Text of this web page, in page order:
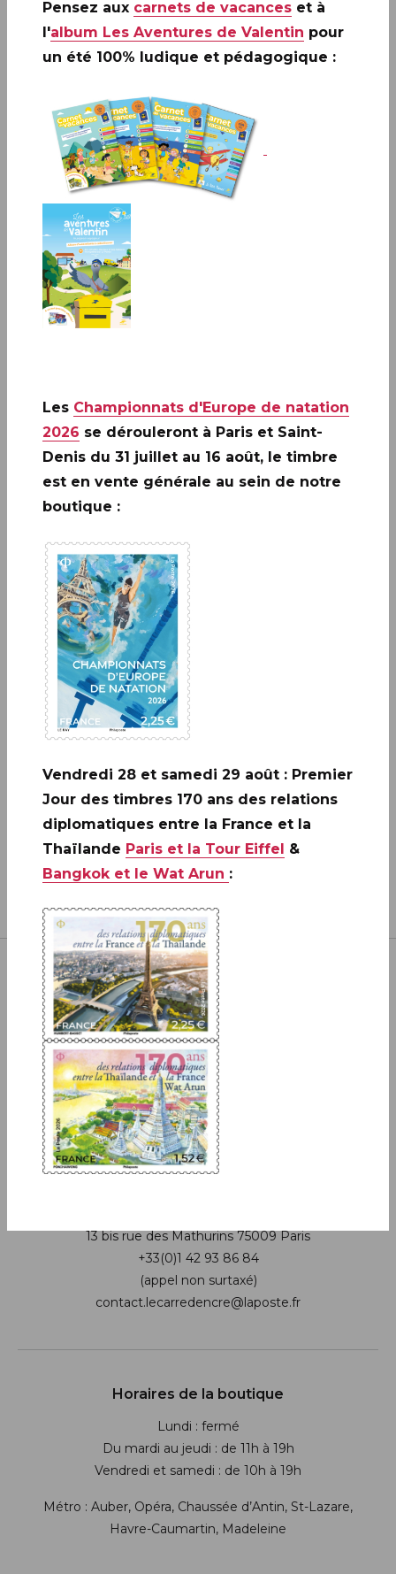
7e Biennale Philatélique de Paris – Salon Philatélique de
Printemps de 10H à 18H (sauf le samedi jusqu’à 17H)
Espace Champerret • Porte de Champerret Paris XVIIe - Hall C - 6
rue Jean Ostreicher, 75017 PARIS
Infos complémentaires :
PARIS (75)
Infos complémentaires :Pas d'oblitération pendant le
salon philatélique.
A ne pas rater: 20 ANS DE LA
CRÉATION DE PHILAPOSTE
2006 - 2026 / BLOC
EN SAVOIR PLUS
Inscrivez-vous à notre newsletter
JE M'ABONNE
13 bis rue des Mathurins 75009 Paris
+33(0)1 42 93 86 84
(appel non surtaxé)
contact.lecarredencre@laposte.fr
Horaires de la boutique
Lundi : fermé
Du mardi au jeudi : de 11h à 19h
Vendredi et samedi : de 10h à 19h
Métro : Auber, Opéra, Chaussée d’Antin, St-Lazare,
Havre-Caumartin, Madeleine
Pensez aux carnets de vacances et à
l'album Les Aventures de Valentin pour
un été 100% ludique et pédagogique :
Les Championnats d'Europe de natation
2026 se dérouleront à Paris et Saint-
Denis du 31 juillet au 16 août, le timbre
est en vente générale au sein de notre
boutique :
Vendredi 28 et samedi 29 août : Premier
Jour des timbres 170 ans des relations
diplomatiques entre la France et la
Thaïlande Paris et la Tour Eiffel &
Bangkok et le Wat Arun :